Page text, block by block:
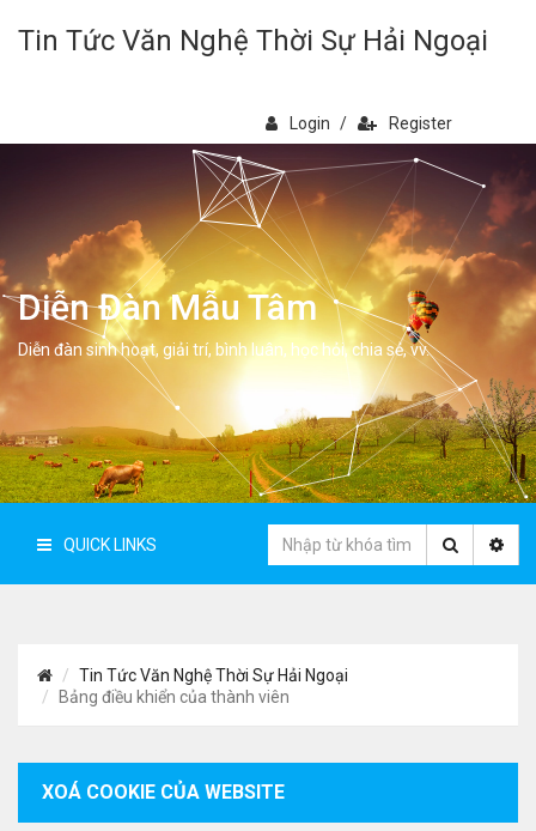
Tin Tức Văn Nghệ Thời Sự Hải Ngoại
Login / Register
Diễn Đàn Mẫu Tâm
Diễn đàn sinh hoạt, giải trí, bình luân, học hỏi, chia sẻ, vv.
QUICK LINKS
Tin Tức Văn Nghệ Thời Sự Hải Ngoại
Bảng điều khiển của thành viên
XOÁ COOKIE CỦA WEBSITE